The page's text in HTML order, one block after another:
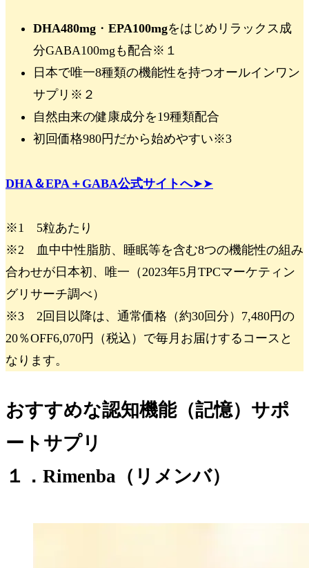
DHA480mg ・ EPA100mgをはじめ リラックス成
分GABA100mg も配合※１
日本で唯一8種類の機能性を持つオールインワン
サプリ ※ ２
自然由来の健康成分を19種類配合
初回価格980円 だから始めやすい※3
DHA＆EPA＋GABA公式サイトへ➤➤
※1 5粒あたり
※2 血中中性脂肪、睡眠等を含む8つの機能性の組み
合わせが日本初、唯一（2023年5月TPCマーケティン
グリサーチ調べ）
※3 2回目以降は、通常価格（約30回分）7,480円の
20％OFF6,070円（税込）で毎月お届けするコースと
なります。
おすすめな認知機能（記憶）サポ
ートサプリ
１．Rimenba（リメンバ）